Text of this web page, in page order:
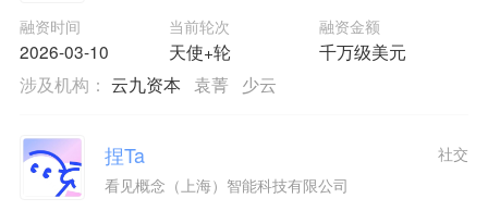
融资时间
2026-03-10
当前轮次
天使+轮
融资金额
千万级美元
涉及机构： 云九资本 袁菁 少云
捏Ta
看见概念（上海）智能科技有限公司
社交